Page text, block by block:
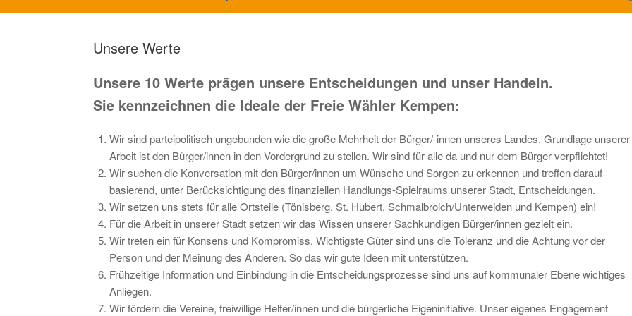
Unsere Werte
Unsere 10 Werte prägen unsere Entscheidungen und unser Handeln.
Sie kennzeichnen die Ideale der Freie Wähler Kempen:
Wir sind parteipolitisch ungebunden wie die große Mehrheit der Bürger/-innen unseres Landes. Grundlage unserer
Arbeit ist den Bürger/innen in den Vordergrund zu stellen. Wir sind für alle da und nur dem Bürger verpflichtet!
Wir suchen die Konversation mit den Bürger/innen um Wünsche und Sorgen zu erkennen und treffen darauf
basierend, unter Berücksichtigung des finanziellen Handlungs-Spielraums unserer Stadt, Entscheidungen.
Wir setzen uns stets für alle Ortsteile (Tönisberg, St. Hubert, Schmalbroich/Unterweiden und Kempen) ein!
Für die Arbeit in unserer Stadt setzen wir das Wissen unserer Sachkundigen Bürger/innen gezielt ein.
Wir treten ein für Konsens und Kompromiss. Wichtigste Güter sind uns die Toleranz und die Achtung vor der
Person und der Meinung des Anderen. So das wir gute Ideen mit unterstützen.
Frühzeitige Information und Einbindung in die Entscheidungsprozesse sind uns auf kommunaler Ebene wichtiges
Anliegen.
Wir fördern die Vereine, freiwillige Helfer/innen und die bürgerliche Eigeninitiative. Unser eigenes Engagement